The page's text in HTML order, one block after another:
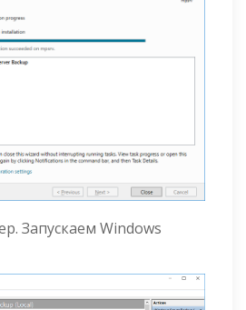
Запускаем Windows